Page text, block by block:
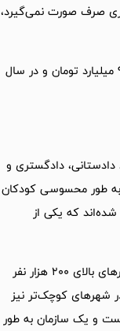
صرف صورت نمی‌گیرد،
رئیس سازمان بهزیستی با اشاره به اعتبارات اختصاص‌یافته، اظهار کرد: در سال 1403 حدود 93 میلیارد تومان و در سال
نهادهایی مانند دادستانی، دادگستری و
شهرداری، فرایند ساماندهی کودکان خیابانی با سرعت بیشتری دنبال شده و لذا از اواخر 1402 به طور محسوسی کودکان
این طرح، ساماندهی شده‌اند که یکی از
البته در این زمینه از وجود چند چالش سخن گفت و ادامه داد: بیشتر مراکز ساماندهی در شهرهای بالای 200 هزار نفر
شهرهای کوچک‌تر نیز
و یک سازمان به طور